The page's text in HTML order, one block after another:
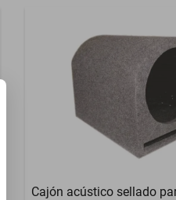
Cajón acústico sellado